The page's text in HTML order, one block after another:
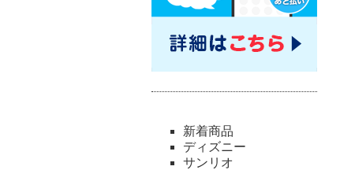
新着商品
ディズニー
サンリオ